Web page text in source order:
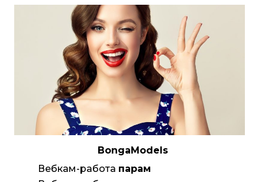
BongaModels
Вебкам-работа парам